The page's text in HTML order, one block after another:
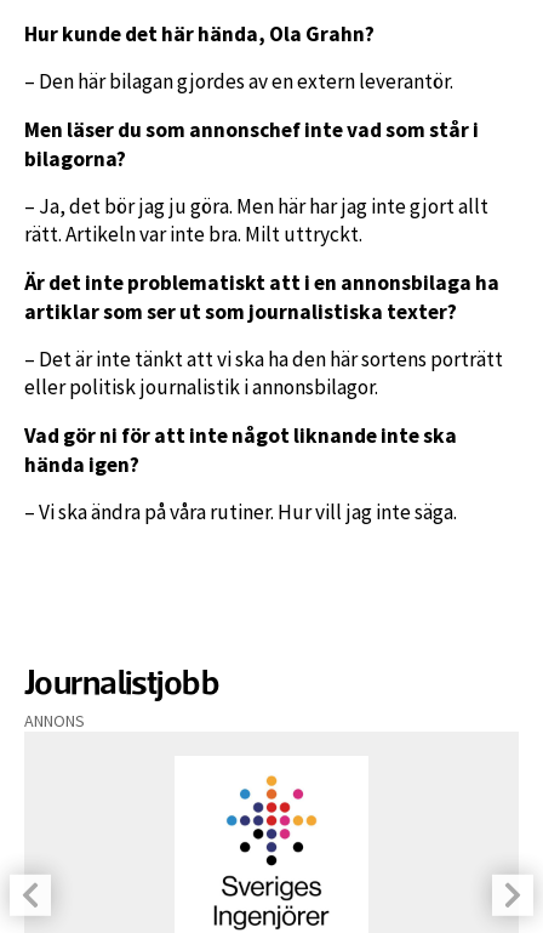
Hur kunde det här hända, Ola Grahn?
– Den här bilagan gjordes av en extern leverantör.
Men läser du som annonschef inte vad som står i
bilagorna?
– Ja, det bör jag ju göra. Men här har jag inte gjort allt
rätt. Artikeln var inte bra. Milt uttryckt.
Är det inte problematiskt att i en annonsbilaga ha
artiklar som ser ut som journalistiska texter?
– Det är inte tänkt att vi ska ha den här sortens porträtt
eller politisk journalistik i annonsbilagor.
Vad gör ni för att inte något liknande inte ska
hända igen?
– Vi ska ändra på våra rutiner. Hur vill jag inte säga.
Journalistjobb
ANNONS